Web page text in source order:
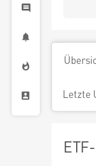
Letzte